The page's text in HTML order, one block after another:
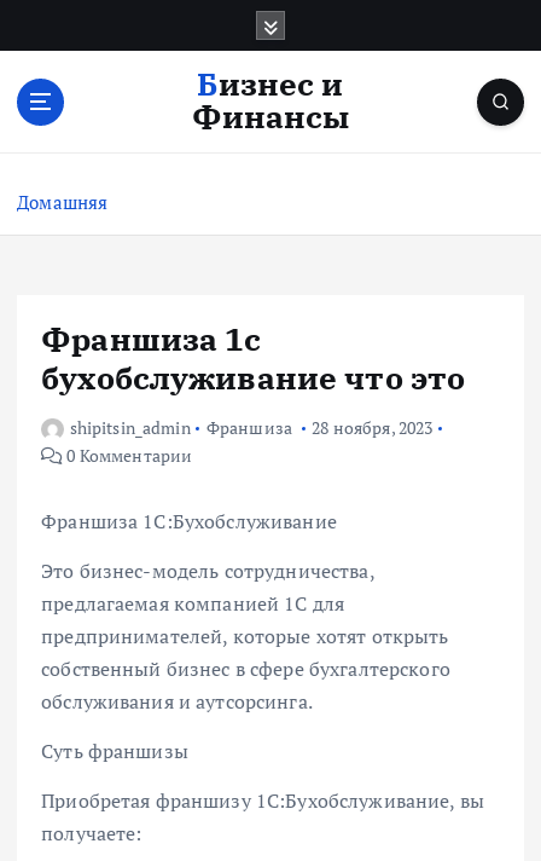
с
Бизнес и
Финансы
Домашняя
Франшиза 1с
бухобслуживание что это
shipitsin_admin Франшиза
28 ноября, 2023
0 Комментарии
Франшиза 1С:Бухобслуживание
Это бизнес-модель сотрудничества,
предлагаемая компанией 1С для
предпринимателей, которые хотят открыть
собственный бизнес в сфере бухгалтерского
обслуживания и аутсорсинга.
Суть франшизы
Приобретая франшизу 1С:Бухобслуживание, вы
получаете: